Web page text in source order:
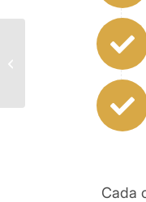
Cada
Cuidamos tus finanzas
con responsabilidad